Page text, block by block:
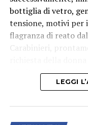
bottiglia di vetro,
tensione, motivi per
flagranza di reato
Carabinieri,
riferito agli
passato, episodi di
alle Autorità.
militari si trovava in
LEGGI